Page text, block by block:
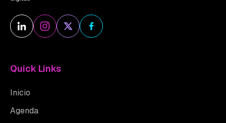
Quick Links
Inicio
Agenda